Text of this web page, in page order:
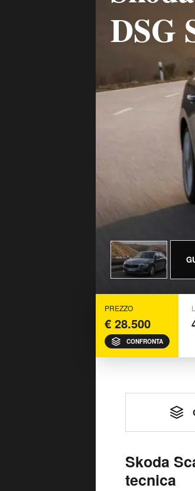
DSG
PREZZO
€ 28.500
CONFRONTA
Skoda
tecnica